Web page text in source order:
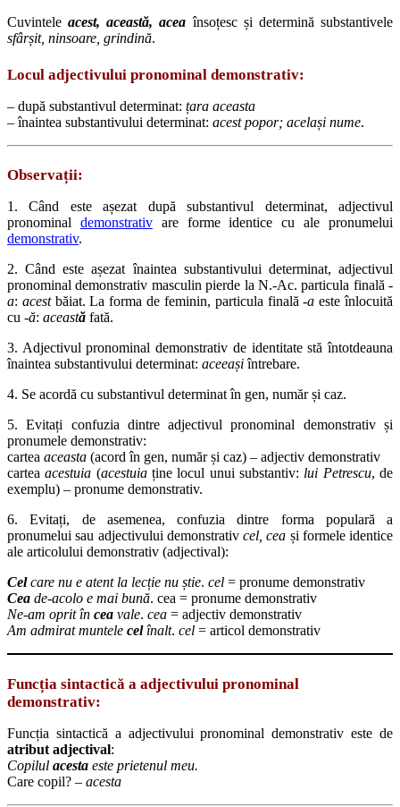
Cuvinteleacest, această, acea însoțesc și determină substantivele
sfârșit, ninsoare, grindină.
Locul adjectivului pronominal demonstrativ:
– după substantivul determinat: țara aceasta
– înaintea substantivului determinat: acest popor; același nume.
Observații:
1. Când este așezat după substantivul determinat, adjectivul
pronominal demonstrativare forme identice cu ale pronumelui
demonstrativ.
2. Când este așezat înaintea substantivului determinat, adjectivul
pronominal demonstrativ masculin pierde la N.-Ac. particula finală -
a: acestbăiat. La forma de feminin, particula finală-a este înlocuită
cu -ă: această fată.
3. Adjectivul pronominal demonstrativ de identitate stă întotdeauna
înaintea substantivului determinat: aceeașiîntrebare.
4. Se acordă cu substantivul determinat în gen, număr și caz.
5. Evitați confuzia dintre adjectivul pronominal demonstrativ și
pronumele demonstrativ:
cartea aceasta (acord în gen, număr și caz) – adjectiv demonstrativ
carteaacestuia (acestuiaține locul unui substantiv: lui Petrescu, de
exemplu) – pronume demonstrativ.
6. Evitați, de asemenea, confuzia dintre forma populară a
pronumelui sau adjectivului demonstrativ cel, cea și formele identice
ale articolului demonstrativ (adjectival):
Celcare nu e atent la lecție nu știe. cel = pronume demonstrativ
Cea de-acolo e mai bună. cea = pronume demonstrativ
Ne-am oprit în cea vale. cea = adjectiv demonstrativ
Am admirat muntele celînalt. cel = articol demonstrativ
Funcția sintactică a adjectivului pronominal
demonstrativ:
Funcția sintactică a adjectivului pronominal demonstrativ este de
atribut adjectival:
Copilul acesta este prietenul meu.
Care copil? – acesta